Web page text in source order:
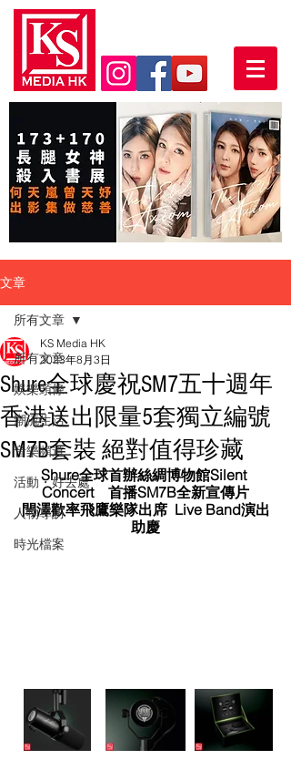
文章
所有文章
娛樂頭條
潮流生活
音樂頻道
活動・好去處
人物專訪
時光檔案
所有文章
Shure全球慶祝SM7五十週年
香港送出限量5套獨立編號
SM7B套裝 絕對值得珍藏
KS Media HK
2023年8月3日
Shure全球首辦絲綢博物館Silent
Concert    首播SM7B全新宣傳片
閆澤歡率飛鷹樂隊出席  Live Band演出
助慶